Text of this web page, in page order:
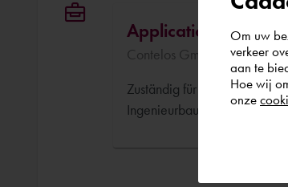
Application
Contelos GmbH Feb. 2013
Zuständig für den Bereich
Ingenieurbau,
Om uw
verkeer
aan te
Hoe wij
onze